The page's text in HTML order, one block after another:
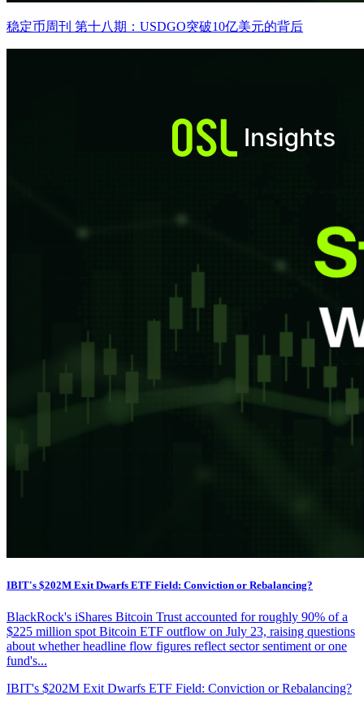
稳定币周刊 第十八期：USDGO突破10亿美元的背后
IBIT's $202M Exit Dwarfs ETF Field: Conviction or Rebalancing?
BlackRock's iShares Bitcoin Trust accounted for roughly 90% of a
$225 million spot Bitcoin ETF outflow on July 23, raising questions
about whether headline flow figures reflect sector sentiment or one
fund's...
IBIT's $202M Exit Dwarfs ETF Field: Conviction or Rebalancing?